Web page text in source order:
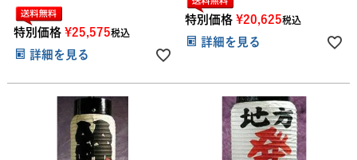
特別価格 ¥25,575税込
詳細を見る
特別価格 ¥20,625税込
詳細を見る